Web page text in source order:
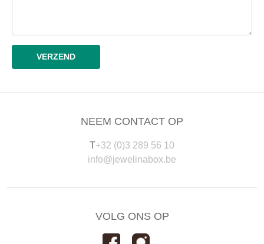
NEEM CONTACT OP
T+32 (0)3 289 56 10
info@jewelinabox.be
VOLG ONS OP